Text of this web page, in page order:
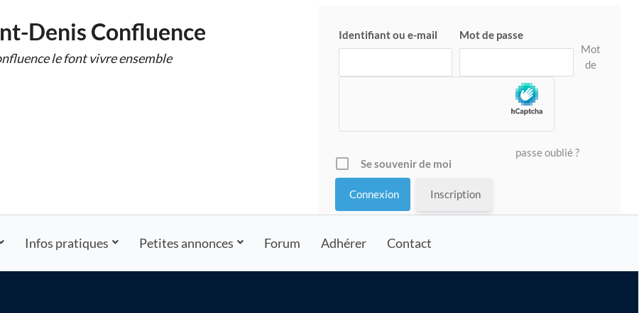
Denis Confluence
le font vivre ensemble
Identifiant ou e-mail Mot de passe
Se souvenir de moi
Inscription
Mot
de
passe oublié ?
Infos pratiques Petites annonces Forum Adhérer Contact